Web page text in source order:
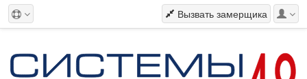
Вызвать замерщика